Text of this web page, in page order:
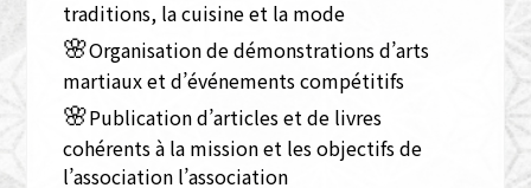
traditions, la cuisine et la mode
🌸Organisation de démonstrations d’arts
martiaux et d’événements compétitifs
🌸Publication d’articles et de livres
cohérents à la mission et les objectifs de
l’association l’association